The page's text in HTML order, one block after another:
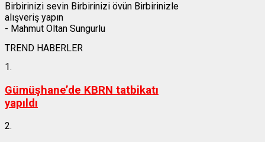
Birbirinizi sevin Birbirinizi övün Birbirinizle
alışveriş yapın
- Mahmut Oltan Sungurlu
TREND HABERLER
1.
Gümüşhane’de KBRN tatbikatı
yapıldı
2.